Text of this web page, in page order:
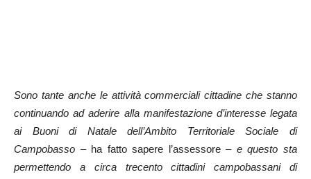
Sono tante anche le attività commerciali cittadine che stanno
continuando ad aderire alla manifestazione d’interesse legata
ai Buoni di Natale dell’Ambito Territoriale Sociale di
Campobasso – ha fatto sapere l’assessore –e questo sta
permettendo a circa trecento cittadini campobassani di